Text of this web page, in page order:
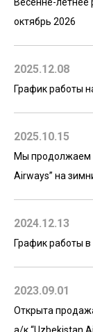
октябрь 2026
2025.12.08
График работы
2025.10.15
Мы продолжаем
Airways” на
2024.12.13
График работы
2023.09.01
Открыта